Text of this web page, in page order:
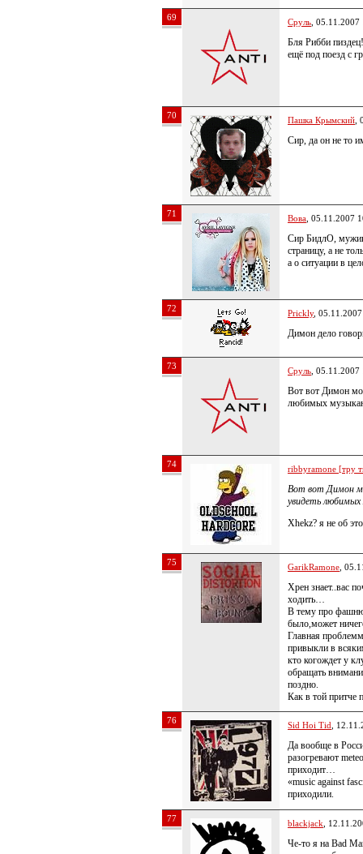
69 Сруль ,
Бля Рибби
ещё под поезд с
70 Пашка Крымский
Сир, да он не то
71 Вова , 05.11.2007
Сир БидлО,
страницу, а не
а о ситуации в
72 Prickly,
Димон дело
73 Сруль ,
Вот вот Димон
любимых
74 ribbyramone [тру
Вот вот Димон
увидеть любимых
Xhekz? я не об
75 GarikRamone ,
Хрен знает..вас
ходить…
В тему про
было,может
Главная
привыкли в
кто когождет у
обращать
поздно.
Как в той притче
76 Sid Hoi Tid ,
Да вообще в
разогревают
приходит…
«music against
приходили.
77 blackjack ,
Че-то я на Bad